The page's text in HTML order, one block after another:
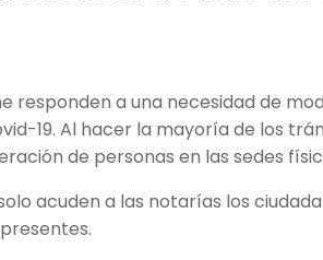
responden a una necesidad de
19. Al hacer la mayoría de los
de personas en las sedes
acuden a las notarías los